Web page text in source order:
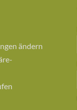
ändern